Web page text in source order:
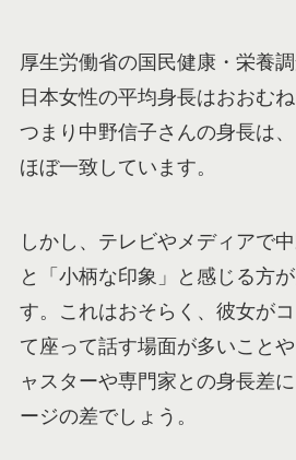
厚生労働省の国民健康・栄養
日本女性の平均身長はおおむ
つまり中野信子さんの身長は
ほぼ一致しています。
しかし、テレビやメディアで
と「小柄な印象」と感じる方
す。これはおそらく、彼女が
て座って話す場面が多いこと
ャスターや専門家との身長差
ージの差でしょう。